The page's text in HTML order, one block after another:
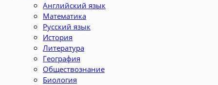
Английский язык
Математика
Русский язык
История
Литература
География
Обществознание
Биология